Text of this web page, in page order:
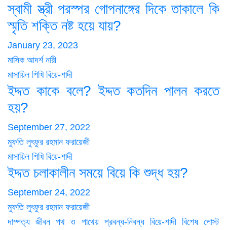
স্বামী স্ত্রী পরস্পর গোপনাঙ্গের দিকে তাকালে কি
স্মৃতি শক্তি নষ্ট হয়ে যায়?
January 23, 2023
মাসিক আদর্শ নারী
মাসায়িল শিখি বিয়ে-শাদী
ইদ্দত কাকে বলে? ইদ্দত কতদিন পালন করতে
হয়?
September 27, 2022
মুফতি লুৎফুর রহমান ফরায়েজী
মাসায়িল শিখি বিয়ে-শাদী
ইদ্দত চলাকালীন সময়ে বিয়ে কি শুদ্ধ হয়?
September 24, 2022
মুফতি লুৎফুর রহমান ফরায়েজী
দাম্পত্য জীবন পথ ও পাথেয় প্রবন্ধ-নিবন্ধ বিয়ে-শাদী বিশেষ পোস্ট